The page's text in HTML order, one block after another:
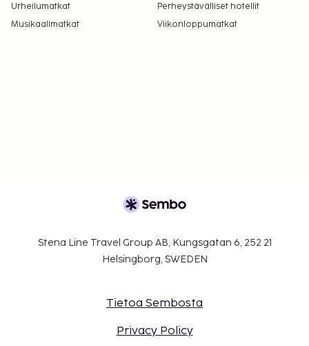
Urheilumatkat
Perheystävälliset hotellit
Musikaalimatkat
Viikonloppumatkat
Stena Line Travel Group AB, Kungsgatan 6, 252 21
Helsingborg, SWEDEN
Tietoa Sembosta
Privacy Policy